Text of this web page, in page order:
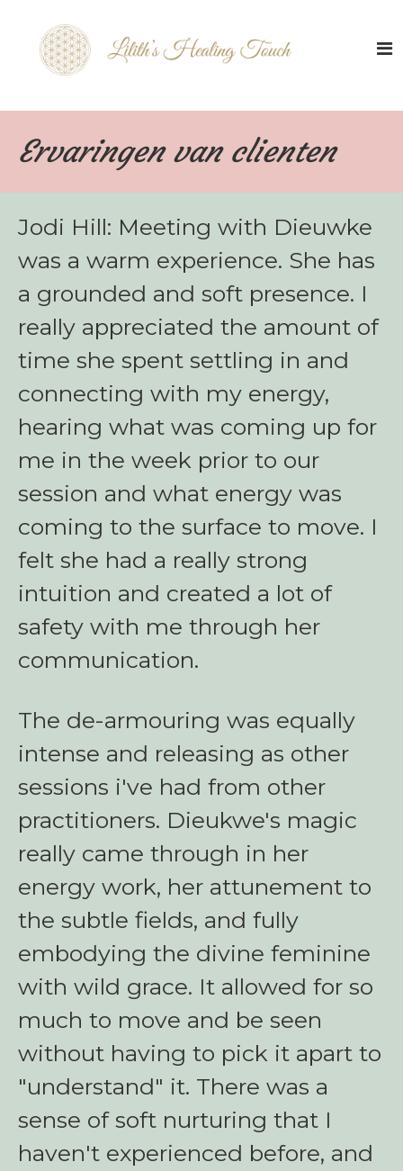
content
Lilith's
Healing
Touch
sessies
Ervaringen van clienten
Jodi Hill: Meeting with Dieuwke
was a warm experience. She has
a grounded and soft presence. I
really appreciated the amount of
time she spent settling in and
connecting with my energy,
hearing what was coming up for
me in the week prior to our
session and what energy was
coming to the surface to move. I
felt she had a really strong
intuition and created a lot of
safety with me through her
communication.
The de-armouring was equally
intense and releasing as other
sessions i've had from other
practitioners. Dieukwe's magic
really came through in her
energy work, her attunement to
the subtle fields, and fully
embodying the divine feminine
with wild grace. It allowed for so
much to move and be seen
without having to pick it apart to
"understand" it. There was a
sense of soft nurturing that I
haven't experienced before, and